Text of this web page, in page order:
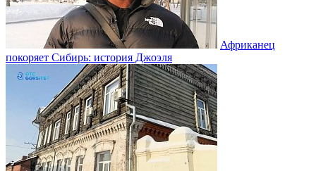
Африканец
покоряет Сибирь: история Джоэля